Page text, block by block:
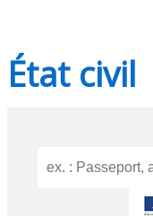
État civil